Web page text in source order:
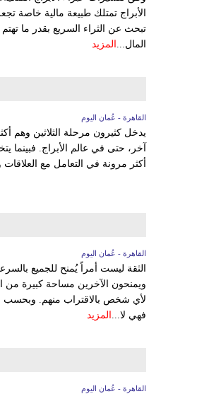
الأبراج تمتلك طبيعة مالية خاصة
تبحث عن الثراء السريع بقدر ما
المال... المزيد
القاهرة - عُمان اليوم
يدخل كثيرون مرحلة الثلاثين
آخر، حتى في عالم الأبراج. فبينما
أكثر مرونة في التعامل مع
القاهرة - عُمان اليوم
الثقة ليست أمراً يُمنح للجميع
ويمنحون الآخرين مساحة كبيرة من
لأي شخص بالاقتراب منهم. وبحسب
فهي لا... المزيد
القاهرة - عُمان اليوم